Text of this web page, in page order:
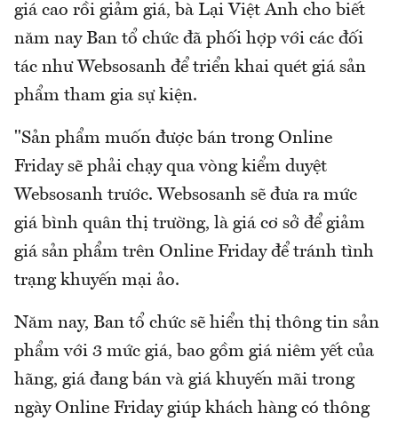
giá cao rồi giảm giá, bà Lại Việt Anh cho biết
năm nay Ban tổ chức đã phối hợp với các đối
tác như Websosanh để triển khai quét giá sản
phẩm tham gia sự kiện.
"Sản phẩm muốn được bán trong Online
Friday sẽ phải chạy qua vòng kiểm duyệt
Websosanh trước. Websosanh sẽ đưa ra mức
giá bình quân thị trường, là giá cơ sở để giảm
giá sản phẩm trên Online Friday để tránh tình
trạng khuyến mại ảo.
Năm nay, Ban tổ chức sẽ hiển thị thông tin sản
phẩm với 3 mức giá, bao gồm giá niêm yết của
hãng, giá đang bán và giá khuyến mãi trong
ngày Online Friday giúp khách hàng có thông